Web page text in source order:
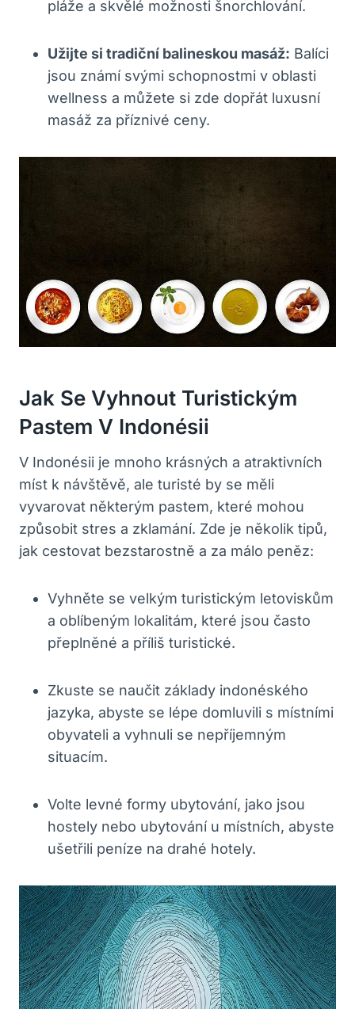
pláže a skvělé možnosti šnorchlování.
Užijte si tradiční balineskou masáž: Balíci
jsou známí svými schopnostmi v oblasti
wellness a můžete si zde dopřát luxusní
masáž za příznivé ceny.
Jak Se Vyhnout Turistickým
Pastem V Indonésii
V Indonésii je mnoho krásných a atraktivních
míst k návštěvě, ale turisté by se měli
vyvarovat některým pastem, které mohou
způsobit stres a zklamání. Zde je několik tipů,
jak cestovat bezstarostně a za málo peněz:
Vyhněte se velkým turistickým letoviskům
a oblíbeným lokalitám, které jsou často
přeplněné a příliš turistické.
Zkuste se naučit základy indonéského
jazyka, abyste se lépe domluvili s místními
obyvateli a vyhnuli se nepříjemným
situacím.
Volte levné formy ubytování, jako jsou
hostely nebo ubytování u místních, abyste
ušetřili peníze na drahé hotely.